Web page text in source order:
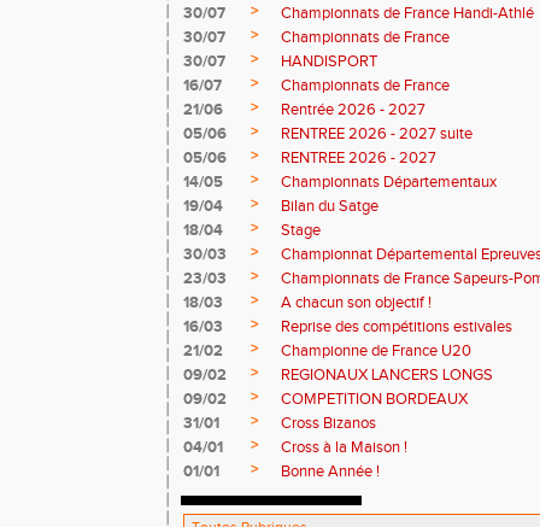
30/07 >
Championnats de France Handi-Athlé
30/07
>
Championnats de France
30/07
>
HANDISPORT
16/07
>
Championnats de France
21/06
>
Rentrée 2026 - 2027
05/06
>
RENTREE 2026 - 2027 suite
05/06
>
RENTREE 2026 - 2027
14/05
>
Championnats Départementaux
19/04
>
Bilan du Satge
18/04
>
Stage
30/03
>
Championnat Départemental
23/03
>
Championnats de France Sapeurs-
18/03
>
A chacun son objectif !
16/03
>
Reprise des compétitions estivales
21/02
>
Championne de France U20
09/02
>
REGIONAUX LANCERS LONGS
09/02
>
COMPETITION BORDEAUX
31/01
>
Cross Bizanos
04/01
>
Cross à la Maison !
01/01
> Bonne Année !